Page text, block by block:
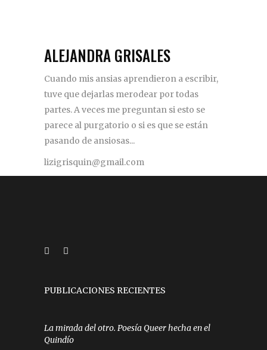
ALEJANDRA GRISALES
Cuando mis ansias aprendieron a escribir,
tuve que dejarlas merodear por todas
partes. A veces me preguntan si esto se
parece al purgatorio o si es que se están
pasando de ansiosas...
lizigrisquin@gmail.com
PUBLICACIONES RECIENTES
La mirada del otro. Poesía Queer hecha en el
Quindío